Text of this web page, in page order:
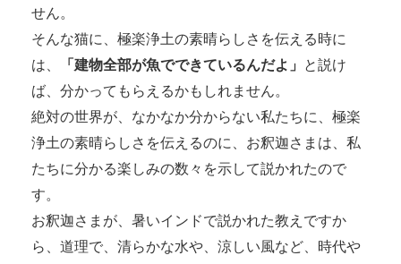
せん。
そんな猫に、極楽浄土の素晴らしさを伝える時に
は、
「建物全部が魚でできているんだよ」
と説け
ば、分かってもらえるかもしれません。
絶対の世界が、なかなか分からない私たちに、極楽
浄土の素晴らしさを伝えるのに、お釈迦さまは、私
たちに分かる楽しみの数々を示して説かれたので
す。
お釈迦さまが、暑いインドで説かれた教えですか
ら、道理で、清らかな水や、涼しい風など、時代や